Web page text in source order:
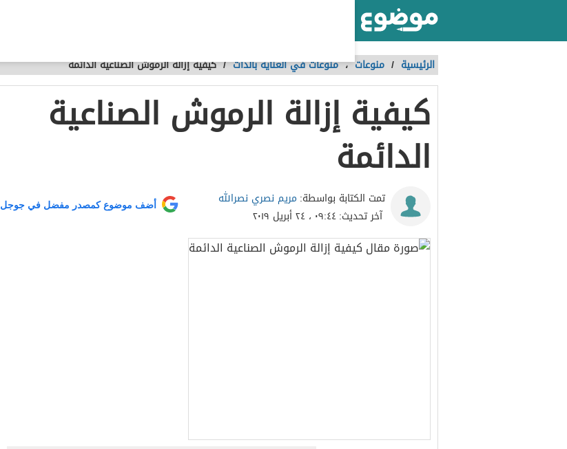
الرئيسية / منوعات ،منوعات في العناية بالذات /كيفية إزالة الرموش الصناعية الدائمة
كيفية إزالة الرموش الصناعية
الدائمة
تمت الكتابة بواسطة: مريم نصري نصرالله
آخر تحديث:٠٩:٤٤ ، ٢٤ أبريل ٢٠١٩
أضف موضوع كمصدر مفضل في جوجل